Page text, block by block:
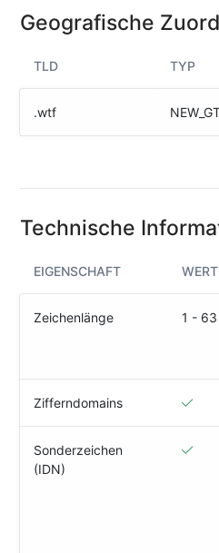
DNS-
Lookup
HTTP-
Test
HTTP-
Test
Whois
Responsible
Disclosure
WEITERE
Geografische
TLD TYP
.wtf
Technische
EIGENSCHAFT WERT
Zeichenlänge 1 - 63
Zifferndomains
Sonderzeichen
(IDN)